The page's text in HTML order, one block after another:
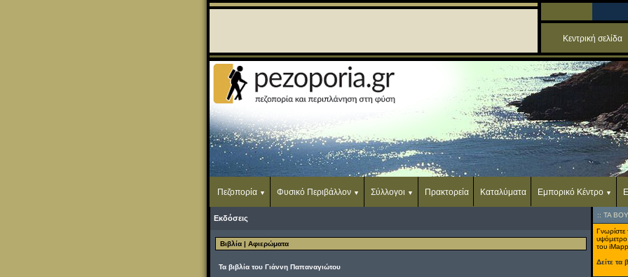
Κεντρική σελίδα
Πεζοπορία Φυσικό Περιβάλλον Σύλλογοι Πρακτορεία Καταλύματα Εμπορικό Κέντρο
Εκδόσεις
Βιβλία| Αφιερώματα
Τα βιβλία του Γιάννη Παπαναγιώτου
:: ΤΑ
του
Δείτε τα